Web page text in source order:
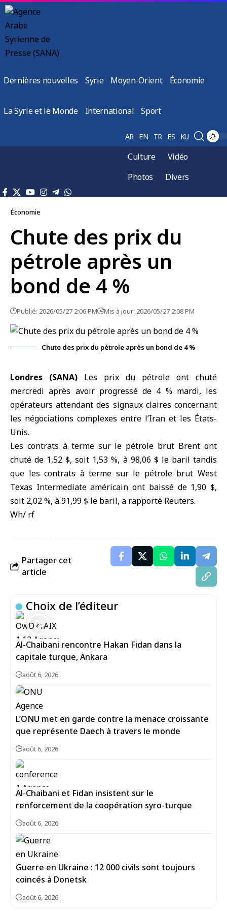
Dernières nouvelles Syrie Moyen-Orient Économie
La Syrie et le Monde International Sport
AR EN TR ES KU
Culture
Vidéo
Photos
Divers
Économie
Chute des prix du
pétrole après un
bond de 4 %
Publié: 2026/05/27 2:06 PM Mis à jour: 2026/05/27 2:08 PM
Chute des prix du pétrole après un bond de 4 %
Londres (SANA) Les prix du pétrole ont chuté
mercredi après avoir progressé de 4 % mardi, les
opérateurs attendant des signaux claires concernant
les négociations complexes entre l’Iran et les États-
Unis.
Les contrats à terme sur le pétrole brut Brent ont
chuté de 1,52 $, soit 1,53 %, à 98,06 $ le baril tandis
que les contrats à terme sur le pétrole brut West
Texas Intermediate américain ont baissé de 1,90 $,
soit 2,02 %, à 91,99 $ le baril, a rapporté Reuters.
Wh/ rf
Partager cet
article
Choix de l’éditeur
Al-Chaibani rencontre Hakan Fidan dans la
capitale turque, Ankara
août 6, 2026
L’ONU met en garde contre la menace croissante
que représente Daech à travers le monde
août 6, 2026
Al-Chaibani et Fidan insistent sur le
renforcement de la coopération syro-turque
août 6, 2026
Guerre en Ukraine : 12 000 civils sont toujours
coincés à Donetsk
août 6, 2026